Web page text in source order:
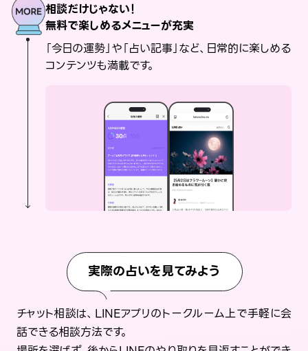
相談だけじゃない！
無料で楽しめるメニューが充実
「今日の運勢」や「占い記事」など、日常的に楽しめる
コンテンツも満載です。
実際の占いを見てみよう
チャット相談は、LINEアプリのトークルーム上で手軽に会
話できる相談方法です。